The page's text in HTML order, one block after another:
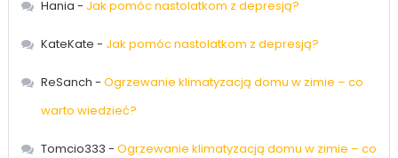
Hania - Jak pomóc nastolatkom z depresją?
KateKate - Jak pomóc nastolatkom z depresją?
ReSanch - Ogrzewanie klimatyzacją domu w zimie – co
warto wiedzieć?
Tomcio333 - Ogrzewanie klimatyzacją domu w zimie – co